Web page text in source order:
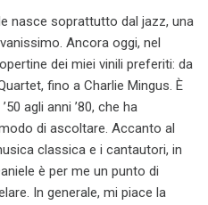
nasce soprattutto dal jazz, una
Ancora oggi, nel
dei miei vinili preferiti: da
fino a Charlie Mingus. È
agli anni ’80, che ha
di ascoltare. Accanto al
classica e i cantautori, in
è per me un punto di
In generale, mi piace la